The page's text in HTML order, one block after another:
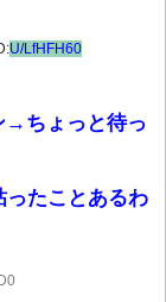
U/LfHFH60
→ちょっと待っ
ったことあるわ